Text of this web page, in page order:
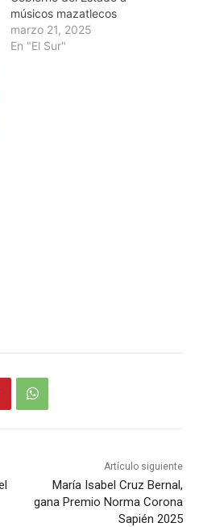
músicos mazatlecos
marzo 21, 2025
En "El Sur"
Artículo siguiente
María Isabel Cruz Bernal,
gana Premio Norma Corona
Sapién 2025